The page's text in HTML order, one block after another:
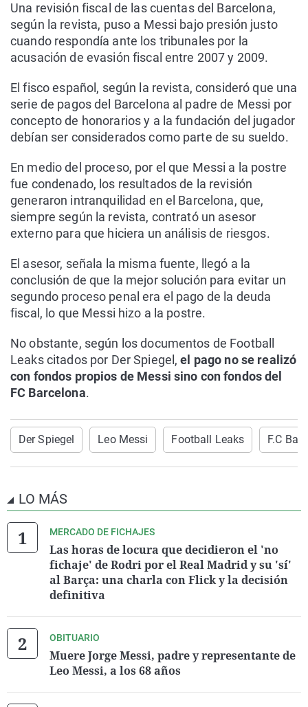
Una revisión fiscal de las cuentas del Barcelona,
según la revista, puso a Messi bajo presión justo
cuando respondía ante los tribunales por la
acusación de evasión fiscal entre 2007 y 2009.
El fisco español, según la revista, consideró que una
serie de pagos del Barcelona al padre de Messi por
concepto de honorarios y a la fundación del jugador
debían ser considerados como parte de su sueldo.
En medio del proceso, por el que Messi a la postre
fue condenado, los resultados de la revisión
generaron intranquilidad en el Barcelona, que,
siempre según la revista, contrató un asesor
externo para que hiciera un análisis de riesgos.
El asesor, señala la misma fuente, llegó a la
conclusión de que la mejor solución para evitar un
segundo proceso penal era el pago de la deuda
fiscal, lo que Messi hizo a la postre.
No obstante, según los documentos de Football
Leaks citados por Der Spiegel,el pago no se realizó
con fondos propios de Messi sino con fondos del
FC Barcelona.
Der Spiegel Leo Messi Football Leaks F.C
LO MÁS
MERCADO DE FICHAJES
Las horas de locura que decidieron el 'no
fichaje' de Rodri por el Real Madrid y su 'sí'
al Barça: una charla con Flick y la decisión
definitiva
OBITUARIO
Muere Jorge Messi, padre y representante de
Leo Messi, a los 68 años